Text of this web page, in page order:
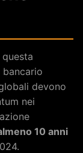
bancario
devono
nei
10 anni